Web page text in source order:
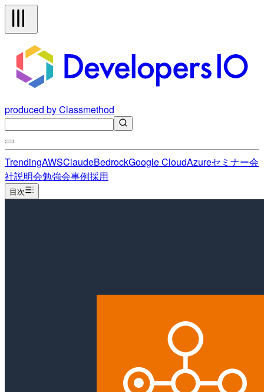
produced by Classmethod
TrendingAWSClaudeBedrockGoogle CloudAzureセミナー会
社説明会勉強会事例採用
目次